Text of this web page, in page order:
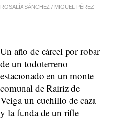
ROSALÍA SÁNCHEZ / MIGUEL PÉREZ
Un año de cárcel por robar
de un todoterreno
estacionado en un monte
comunal de Rairiz de
Veiga un cuchillo de caza
y la funda de un rifle